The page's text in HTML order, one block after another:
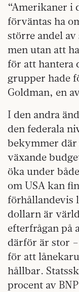
“Amerikaner i
förväntas ha
större andel
men utan att
för att hantera
grupper hade
Goldman, en
I den andra
den federala
bekymmer där
växande
öka under
om USA kan
förhållandevis
dollarn är
efterfrågan på
därför är stor
för att
hållbar.
procent av